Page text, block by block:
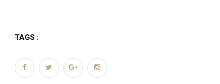
TAGS :